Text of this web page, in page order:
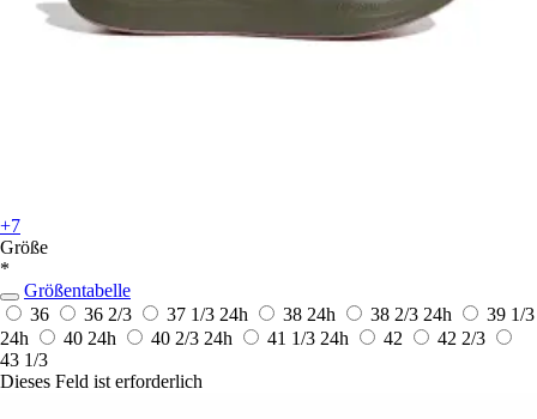
+7
Größe
*
Größentabelle
36
36 2/3 37 1/3 24h 38 24h 38 2/3 24h
39 1/3
24h
40 24h 40 2/3 24h 41 1/3 24h 42
42 2/3
43 1/3
Dieses Feld ist erforderlich